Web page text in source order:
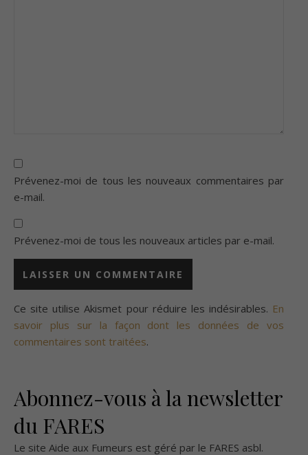
Prévenez-moi de tous les nouveaux commentaires par
e-mail.
Prévenez-moi de tous les nouveaux articles par e-mail.
Ce site utilise Akismet pour réduire les indésirables. En
savoir plus sur la façon dont les données de vos
commentaires sont traitées.
Abonnez-vous à la newsletter
du FARES
Le site Aide aux Fumeurs est géré par le FARES asbl.